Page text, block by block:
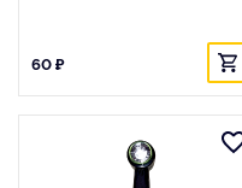
60 ₽